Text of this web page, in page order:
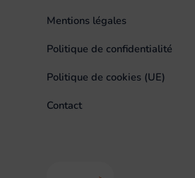
Mentions légales
Politique de confidentialité
Politique de cookies (UE)
Contact